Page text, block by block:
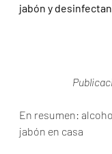
jabón y
En resumen:
jabón en casa